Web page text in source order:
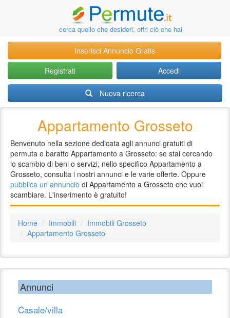
cerca quello che desideri, offri ciò che hai
Inserisci Annuncio Gratis
Registrati
Accedi
Nuova ricerca
Appartamento Grosseto
Benvenuto nella sezione dedicata agli annunci gratuiti di
permuta e baratto Appartamento a Grosseto: se stai cercando
lo scambio di beni o servizi, nello specifico Appartamento a
Grosseto, consulta i nostri annunci e le varie offerte. Oppure
pubblica un annuncio di Appartamento a Grosseto che vuoi
scambiare. L'inserimento è gratuito!
Home Immobili
Immobili Grosseto
Appartamento Grosseto
Annunci
Casale/villa